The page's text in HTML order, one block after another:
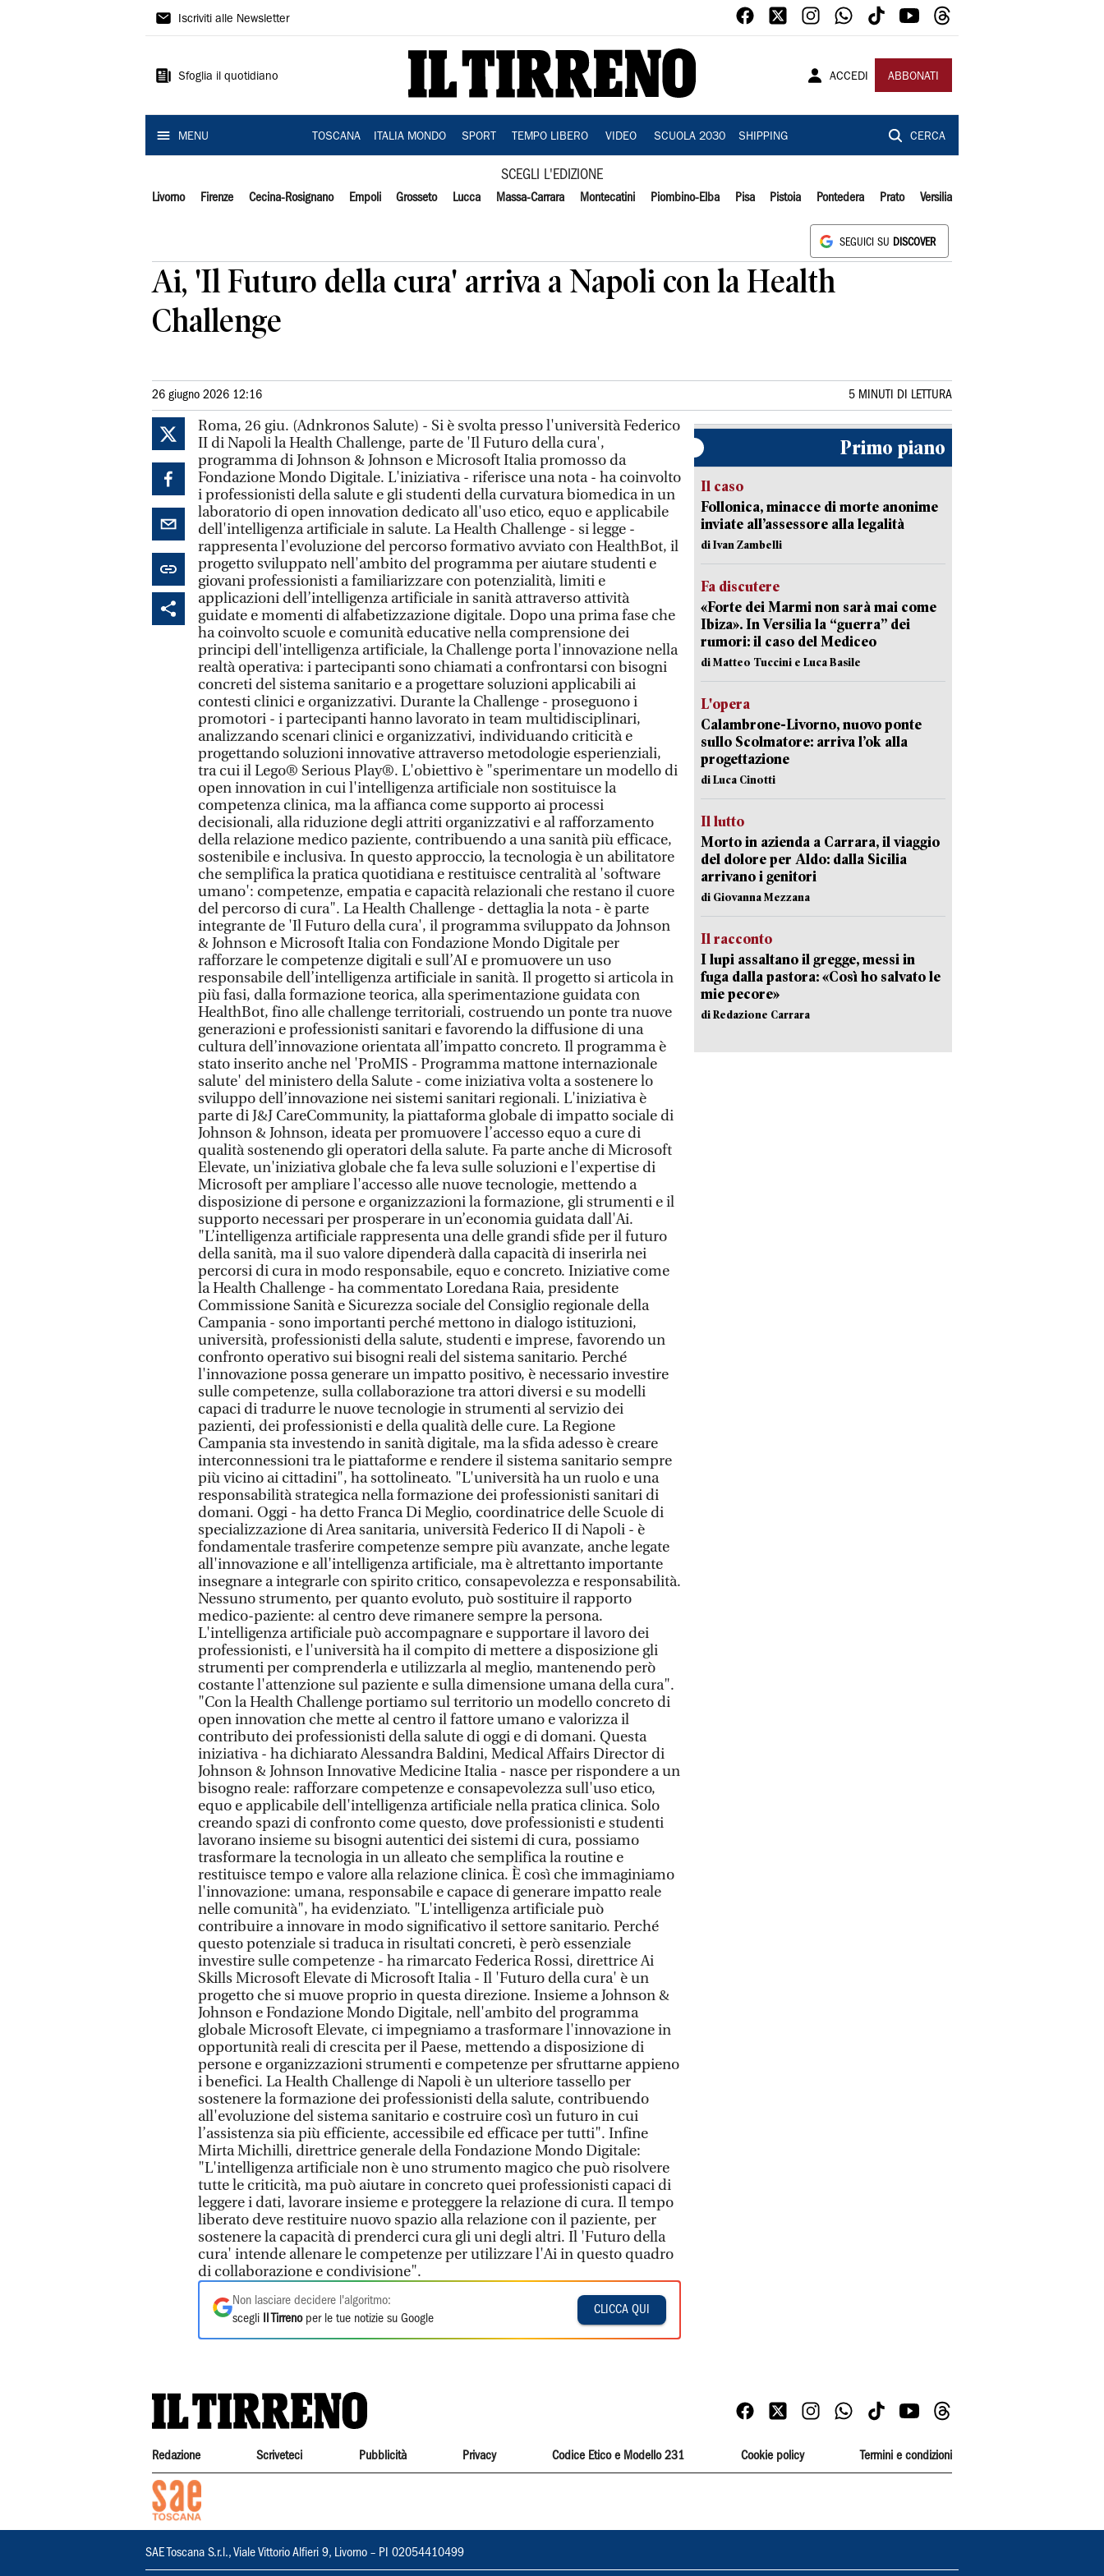
Il
Iscriviti alle Newsletter
Sfoglia il quotidiano ACCEDI ABBONATI
MENU TOSCANA ITALIA MONDO SPORT TEMPO LIBERO VIDEO SCUOLA 2030 SHIPPING CERCA
SCEGLI L'EDIZIONE
Livorno Firenze Cecina-Rosignano Empoli Grosseto Lucca Massa-Carrara Montecatini Piombino-Elba Pisa Pistoia Pontedera Prato Versilia
SEGUICI SU DISCOVER
Ai, 'Il Futuro della cura' arriva a Napoli con la Health
Challenge
26 giugno 2026 12:16 5 MINUTI DI LETTURA
Roma, 26 giu. (Adnkronos Salute) - Si è svolta presso l'università Federico
II di Napoli la Health Challenge, parte de 'Il Futuro della cura',
programma di Johnson & Johnson e Microsoft Italia promosso da
Fondazione Mondo Digitale. L'iniziativa - riferisce una nota - ha coinvolto
i professionisti della salute e gli studenti della curvatura biomedica in un
laboratorio di open innovation dedicato all'uso etico, equo e applicabile
dell'intelligenza artificiale in salute. La Health Challenge - si legge -
rappresenta l'evoluzione del percorso formativo avviato con HealthBot, il
progetto sviluppato nell'ambito del programma per aiutare studenti e
giovani professionisti a familiarizzare con potenzialità, limiti e
applicazioni dell’intelligenza artificiale in sanità attraverso attività
guidate e momenti di alfabetizzazione digitale. Dopo una prima fase che
ha coinvolto scuole e comunità educative nella comprensione dei
principi dell'intelligenza artificiale, la Challenge porta l'innovazione nella
realtà operativa: i partecipanti sono chiamati a confrontarsi con bisogni
concreti del sistema sanitario e a progettare soluzioni applicabili ai
contesti clinici e organizzativi. Durante la Challenge - proseguono i
promotori - i partecipanti hanno lavorato in team multidisciplinari,
analizzando scenari clinici e organizzativi, individuando criticità e
progettando soluzioni innovative attraverso metodologie esperienziali,
tra cui il Lego® Serious Play®. L'obiettivo è "sperimentare un modello di
open innovation in cui l'intelligenza artificiale non sostituisce la
competenza clinica, ma la affianca come supporto ai processi
decisionali, alla riduzione degli attriti organizzativi e al rafforzamento
della relazione medico paziente, contribuendo a una sanità più efficace,
sostenibile e inclusiva. In questo approccio, la tecnologia è un abilitatore
che semplifica la pratica quotidiana e restituisce centralità al 'software
umano': competenze, empatia e capacità relazionali che restano il cuore
del percorso di cura". La Health Challenge - dettaglia la nota - è parte
integrante de 'Il Futuro della cura', il programma sviluppato da Johnson
& Johnson e Microsoft Italia con Fondazione Mondo Digitale per
rafforzare le competenze digitali e sull’AI e promuovere un uso
responsabile dell’intelligenza artificiale in sanità. Il progetto si articola in
più fasi, dalla formazione teorica, alla sperimentazione guidata con
HealthBot, fino alle challenge territoriali, costruendo un ponte tra nuove
generazioni e professionisti sanitari e favorendo la diffusione di una
cultura dell’innovazione orientata all’impatto concreto. Il programma è
stato inserito anche nel 'ProMIS - Programma mattone internazionale
salute' del ministero della Salute - come iniziativa volta a sostenere lo
sviluppo dell’innovazione nei sistemi sanitari regionali. L'iniziativa è
parte di J&J CareCommunity, la piattaforma globale di impatto sociale di
Johnson & Johnson, ideata per promuovere l’accesso equo a cure di
qualità sostenendo gli operatori della salute. Fa parte anche di Microsoft
Elevate, un'iniziativa globale che fa leva sulle soluzioni e l'expertise di
Microsoft per ampliare l'accesso alle nuove tecnologie, mettendo a
disposizione di persone e organizzazioni la formazione, gli strumenti e il
supporto necessari per prosperare in un’economia guidata dall'Ai.
"L’intelligenza artificiale rappresenta una delle grandi sfide per il futuro
della sanità, ma il suo valore dipenderà dalla capacità di inserirla nei
percorsi di cura in modo responsabile, equo e concreto. Iniziative come
la Health Challenge - ha commentato Loredana Raia, presidente
Commissione Sanità e Sicurezza sociale del Consiglio regionale della
Campania - sono importanti perché mettono in dialogo istituzioni,
università, professionisti della salute, studenti e imprese, favorendo un
confronto operativo sui bisogni reali del sistema sanitario. Perché
l'innovazione possa generare un impatto positivo, è necessario investire
sulle competenze, sulla collaborazione tra attori diversi e su modelli
capaci di tradurre le nuove tecnologie in strumenti al servizio dei
pazienti, dei professionisti e della qualità delle cure. La Regione
Campania sta investendo in sanità digitale, ma la sfida adesso è creare
interconnessioni tra le piattaforme e rendere il sistema sanitario sempre
più vicino ai cittadini", ha sottolineato. "L'università ha un ruolo e una
responsabilità strategica nella formazione dei professionisti sanitari di
domani. Oggi - ha detto Franca Di Meglio, coordinatrice delle Scuole di
specializzazione di Area sanitaria, università Federico II di Napoli - è
fondamentale trasferire competenze sempre più avanzate, anche legate
all'innovazione e all'intelligenza artificiale, ma è altrettanto importante
insegnare a integrarle con spirito critico, consapevolezza e responsabilità.
Nessuno strumento, per quanto evoluto, può sostituire il rapporto
medico-paziente: al centro deve rimanere sempre la persona.
L'intelligenza artificiale può accompagnare e supportare il lavoro dei
professionisti, e l'università ha il compito di mettere a disposizione gli
strumenti per comprenderla e utilizzarla al meglio, mantenendo però
costante l'attenzione sul paziente e sulla dimensione umana della cura".
"Con la Health Challenge portiamo sul territorio un modello concreto di
open innovation che mette al centro il fattore umano e valorizza il
contributo dei professionisti della salute di oggi e di domani. Questa
iniziativa - ha dichiarato Alessandra Baldini, Medical Affairs Director di
Johnson & Johnson Innovative Medicine Italia - nasce per rispondere a un
bisogno reale: rafforzare competenze e consapevolezza sull'uso etico,
equo e applicabile dell'intelligenza artificiale nella pratica clinica. Solo
creando spazi di confronto come questo, dove professionisti e studenti
lavorano insieme su bisogni autentici dei sistemi di cura, possiamo
trasformare la tecnologia in un alleato che semplifica la routine e
restituisce tempo e valore alla relazione clinica. È così che immaginiamo
l'innovazione: umana, responsabile e capace di generare impatto reale
nelle comunità", ha evidenziato. "L'intelligenza artificiale può
contribuire a innovare in modo significativo il settore sanitario. Perché
questo potenziale si traduca in risultati concreti, è però essenziale
investire sulle competenze - ha rimarcato Federica Rossi, direttrice Ai
Skills Microsoft Elevate di Microsoft Italia - Il 'Futuro della cura' è un
progetto che si muove proprio in questa direzione. Insieme a Johnson &
Johnson e Fondazione Mondo Digitale, nell'ambito del programma
globale Microsoft Elevate, ci impegniamo a trasformare l'innovazione in
opportunità reali di crescita per il Paese, mettendo a disposizione di
persone e organizzazioni strumenti e competenze per sfruttarne appieno
i benefici. La Health Challenge di Napoli è un ulteriore tassello per
sostenere la formazione dei professionisti della salute, contribuendo
all'evoluzione del sistema sanitario e costruire così un futuro in cui
l’assistenza sia più efficiente, accessibile ed efficace per tutti". Infine
Mirta Michilli, direttrice generale della Fondazione Mondo Digitale:
"L'intelligenza artificiale non è uno strumento magico che può risolvere
tutte le criticità, ma può aiutare in concreto quei professionisti capaci di
leggere i dati, lavorare insieme e proteggere la relazione di cura. Il tempo
liberato deve restituire nuovo spazio alla relazione con il paziente, per
sostenere la capacità di prenderci cura gli uni degli altri. Il 'Futuro della
cura' intende allenare le competenze per utilizzare l'Ai in questo quadro
di collaborazione e condivisione".
Non lasciare decidere l'algoritmo:
scegli
Il Tirrenoper le tue notizie su Google
CLICCA QUI
Primo piano
Il caso
Follonica, minacce di morte anonime
inviate all’assessore alla legalità
di Ivan Zambelli
Fa discutere
«Forte dei Marmi non sarà mai come
Ibiza». In Versilia la “guerra” dei
rumori: il caso del Mediceo
di Matteo Tuccini e Luca Basile
L'opera
Calambrone-Livorno, nuovo ponte
sullo Scolmatore: arriva l’ok alla
progettazione
di Luca Cinotti
Il lutto
Morto in azienda a Carrara, il viaggio
del dolore per Aldo: dalla Sicilia
arrivano i genitori
di Giovanna Mezzana
Il racconto
I lupi assaltano il gregge, messi in
fuga dalla pastora: «Così ho salvato le
mie pecore»
di Redazione Carrara
Redazione Scriveteci Pubblicità Privacy Codice Etico e Modello 231 Cookie policy Termini e condizioni
SAE Toscana S.r.l., Viale Vittorio Alfieri 9, Livorno – PI 02054410499